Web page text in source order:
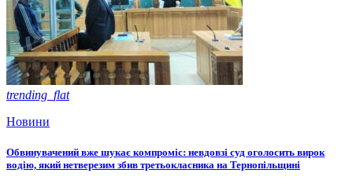
trending_flat
Новини
Обвинувачений вже шукає компроміс: невдовзі суд оголосить вирок
водію, який нетверезим збив третьокласника на Тернопільщині